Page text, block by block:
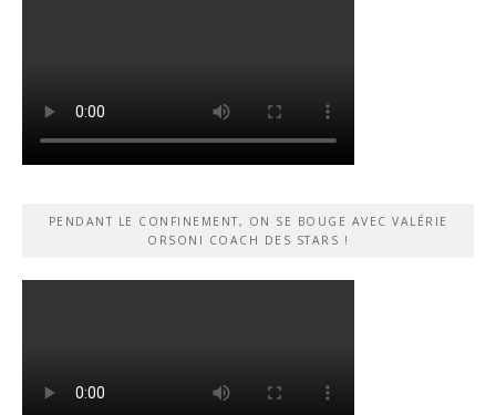
PENDANT LE CONFINEMENT, ON SE BOUGE AVEC VALÉRIE
ORSONI COACH DES STARS !